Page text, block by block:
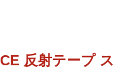
反射テープ